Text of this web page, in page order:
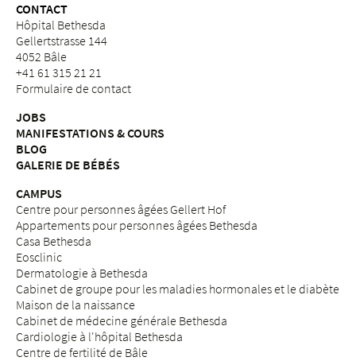
CONTACT
Hôpital Bethesda
Gellertstrasse 144
4052 Bâle
+41 61 315 21 21
Formulaire de contact
JOBS
MANIFESTATIONS & COURS
BLOG
GALERIE DE BÉBÉS
CAMPUS
Centre pour personnes âgées Gellert Hof
Appartements pour personnes âgées Bethesda
Casa Bethesda
Eosclinic
Dermatologie à Bethesda
Cabinet de groupe pour les maladies hormonales et le diabète
Maison de la naissance
Cabinet de médecine générale Bethesda
Cardiologie à l'hôpital Bethesda
Centre de fertilité de Bâle